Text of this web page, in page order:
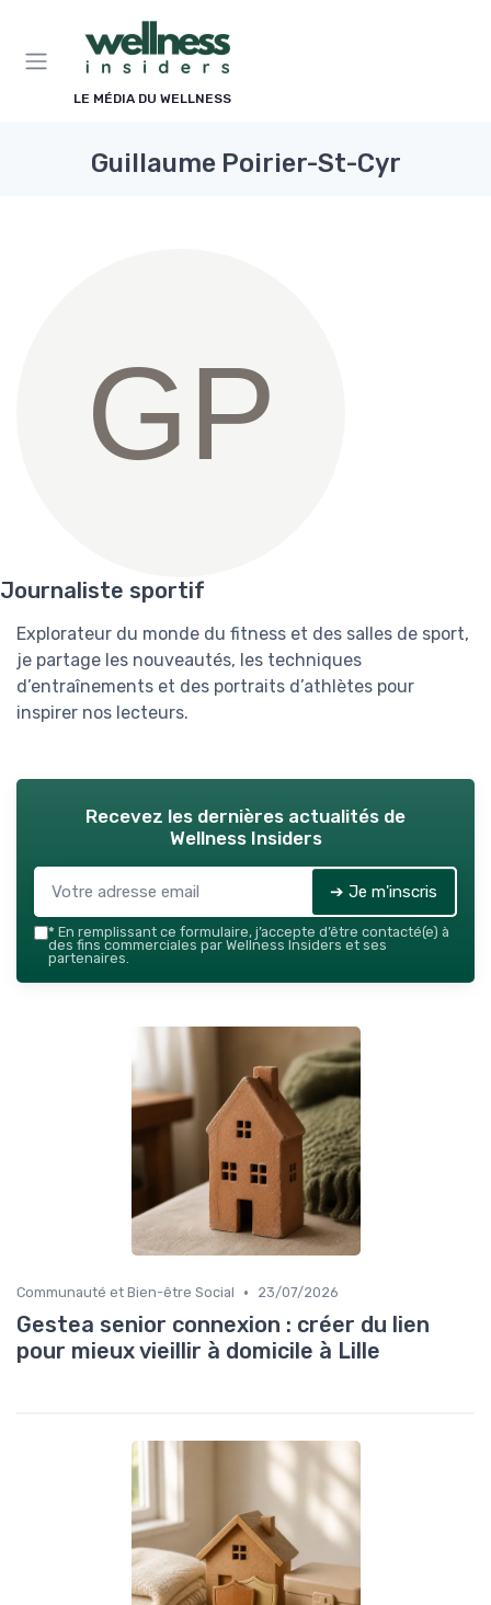
LE MÉDIA DU WELLNESS
Guillaume Poirier-St-Cyr
Journaliste sportif
Explorateur du monde du fitness et des salles de sport,
je partage les nouveautés, les techniques
d’entraînements et des portraits d’athlètes pour
inspirer nos lecteurs.
Recevez les dernières actualités de
Wellness Insiders
➔ Je m'inscris
* En remplissant ce formulaire, j’accepte d’être contacté(e) à
des fins commerciales par Wellness Insiders et ses
partenaires.
Communauté et Bien-être Social • 23/07/2026
Gestea senior connexion : créer du lien
pour mieux vieillir à domicile à Lille